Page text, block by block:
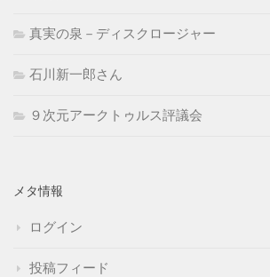
真実の泉－ディスクロージャー
石川新一郎さん
９次元アークトゥルス評議会
メタ情報
ログイン
投稿フィード